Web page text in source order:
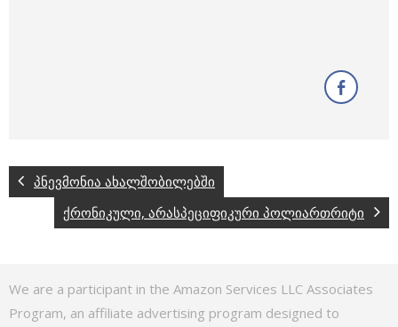
პნევმონია ახალშობილებში
ქრონიკული, არასპეციფიკური პოლიართრიტი
We are a participant in the Amazon Services LLC Associates
Program, an affiliate advertising program designed to